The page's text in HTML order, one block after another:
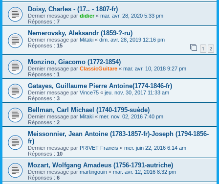
Doisy, Charles - (17.. - 1807-fr)
Dernier message par didier« mar. avr. 28, 2020 5:33 pm
Réponses : 7
Nemerovsky, Aleksandr (1859-?-ru)
Dernier message par Mitaki « dim. avr. 28, 2019 12:16 pm
Réponses : 15 1 2
Monzino, Giacomo (1772-1854)
Dernier message par ClassicGuitare « mar. avr. 10, 2018 9:27 pm
Réponses : 1
Gatayes, Guillaume Pierre Antoine(1774-1846-fr)
Dernier message par Vince75 « jeu. nov. 30, 2017 11:33 am
Réponses : 3
Bellman, Carl Michael (1740-1795-suède)
Dernier message par Mitaki « mer. nov. 02, 2016 7:40 pm
Réponses : 2
Meissonnier, Jean Antoine (1783-1857-fr)-Joseph (1794-1856-
fr)
Dernier message par PRIVET Francis « mer. juin 22, 2016 6:14 am
Réponses : 10
Mozart, Wolfgang Amadeus (1756-1791-autriche)
Dernier message par martingouin « mar. avr. 12, 2016 8:32 pm
Réponses : 6